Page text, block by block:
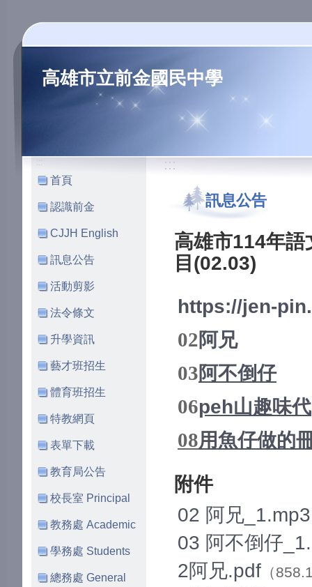
高雄市立前金國民中學
:::
首頁
認識前金
CJJH English
訊息公告
活動剪影
法令條文
升學資訊
藝才班招生
體育班招生
特教網頁
表單下載
教育局公告
校長室 Principal
教務處 Academic
學務處 Students
總務處 General
:::
訊息公告
高雄市114年語
目(02.03)
https://jen-
02阿兄
03阿不倒仔
06peh山趣味代
08用魚仔做的
附件
02 阿兄_1.mp3
03 阿不倒仔
2阿兄.pdf （